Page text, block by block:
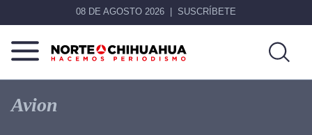
08 DE AGOSTO 2026 SUSCRÍBETE
Norte
Chihuahua
Más
que
noticias,
Avion